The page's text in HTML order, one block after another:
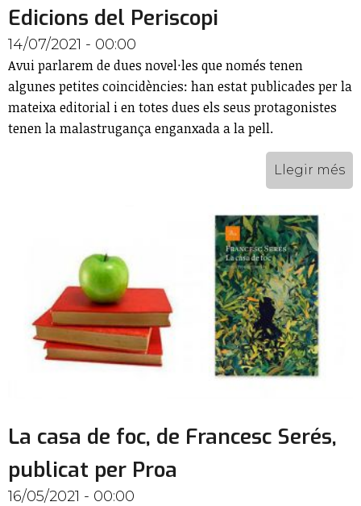
Edicions del Periscopi
14/07/2021 - 00:00
Avui parlarem de dues novel·les que només tenen
algunes petites coincidències: han estat publicades per la
mateixa editorial i en totes dues els seus protagonistes
tenen la malastrugança enganxada a la pell.
Llegir més
La casa de foc, de Francesc Serés,
publicat per Proa
16/05/2021 - 00:00